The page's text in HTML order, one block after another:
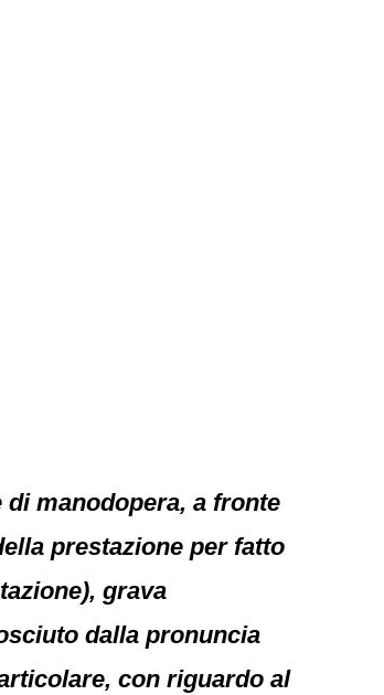
manodopera, a fronte
prestazione per fatto
grava
dalla pronuncia
con riguardo al